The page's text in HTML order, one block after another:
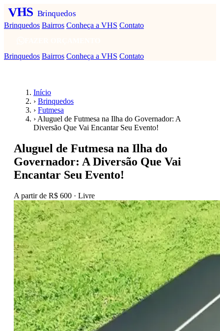
VHS Brinquedos
Brinquedos Bairros Conheça a VHS Contato
Brinquedos Bairros Conheça a VHS Contato
Início
› Brinquedos
› Futmesa
› Aluguel de Futmesa na Ilha do Governador: A
Diversão Que Vai Encantar Seu Evento!
Aluguel de Futmesa na Ilha do
Governador: A Diversão Que Vai
Encantar Seu Evento!
A partir de R$ 600 · Livre